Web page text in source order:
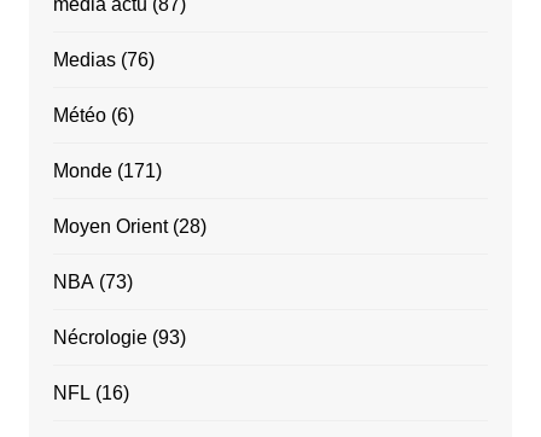
média actu (87)
Medias(76)
Météo(6)
Monde(171)
Moyen Orient(28)
NBA(73)
Nécrologie(93)
NFL (16)